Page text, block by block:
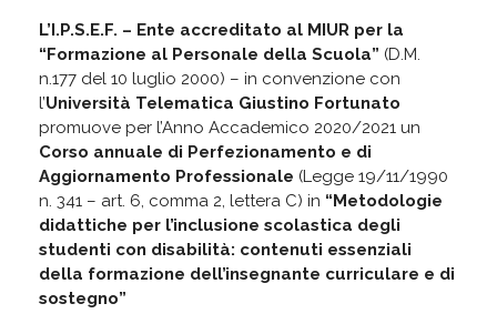
L’I.P.S.E.F. – Ente accreditato al MIUR per la
“Formazione al Personale della Scuola” (D.M.
n.177 del 10 luglio 2000) – in convenzione con
l’Università Telematica Giustino Fortunato
promuove per l’Anno Accademico 2020/2021 un
Corso annuale di Perfezionamento e di
Aggiornamento Professionale (Legge 19/11/1990
n. 341 – art. 6, comma 2, lettera C) in “Metodologie
didattiche per l’inclusione scolastica degli
studenti con disabilità: contenuti essenziali
della formazione dell’insegnante curriculare e di
sostegno”